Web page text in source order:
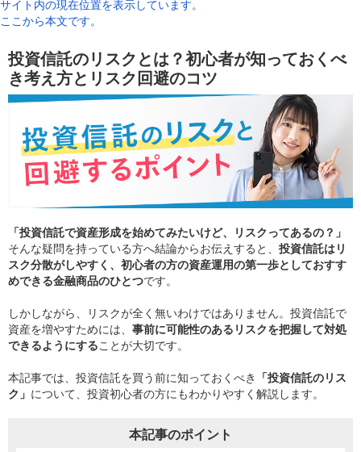
サイト内の現在位置を表示しています。
ここから本文です。
投資信託のリスクとは？初心者が知っておくべ
き考え方とリスク回避のコツ
「投資信託で資産形成を始めてみたいけど、リスクってあるの？」
そんな疑問を持っている方へ結論からお伝えすると、 投資信託はリ
スク分散がしやすく、初心者の方の資産運用の第一歩としておすす
めできる金融商品のひとつです。
しかしながら、リスクが全く無いわけではありません。投資信託で
資産を増やすためには、 事前に可能性のあるリスクを把握して対処
できるようにすることが大切です。
本記事では、投資信託を買う前に知っておくべき
「投資信託のリス
ク」 について、投資初心者の方にもわかりやすく解説します。
本記事のポイント